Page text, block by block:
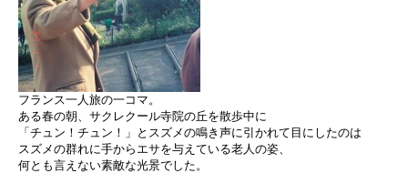
フランス一人旅の一コマ。
ある春の朝、サクレクール寺院の丘を散歩中に
「チュン！チュン！」とスズメの鳴き声に引かれて目にしたのは
スズメの群れに手からエサを与えている老人の姿、
何とも言えない素敵な光景でした。